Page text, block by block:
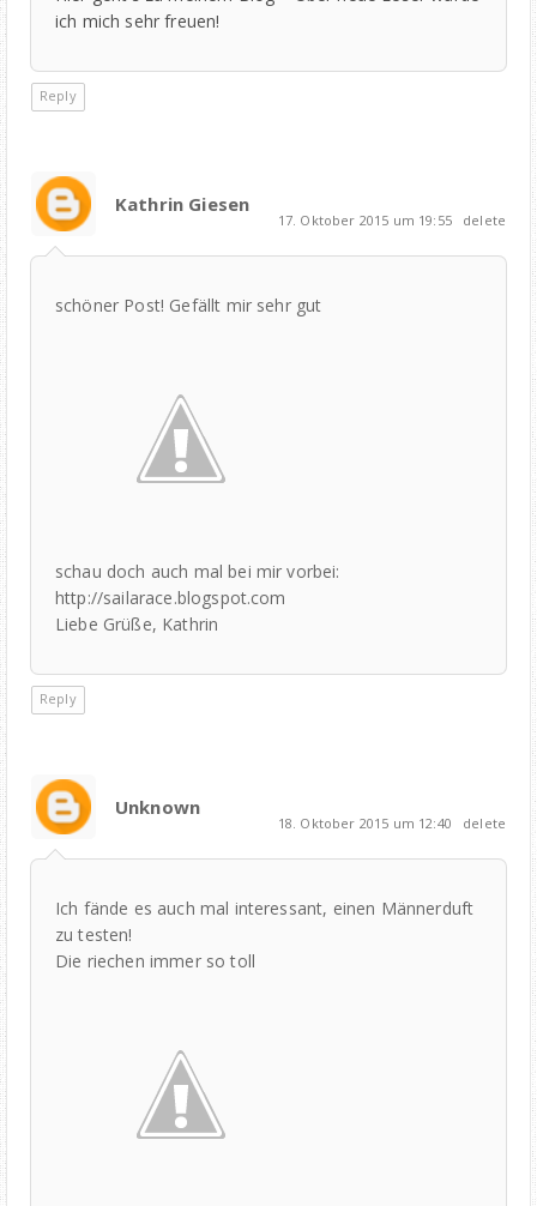
ich mich sehr freuen!
Reply
Kathrin Giesen
17. Oktober 2015 um 19:55 delete
schöner Post! Gefällt mir sehr gut
schau doch auch mal bei mir vorbei:
http://sailarace.blogspot.com
Liebe Grüße, Kathrin
Reply
Unknown
18. Oktober 2015 um 12:40 delete
Ich fände es auch mal interessant, einen Männerduft
zu testen!
Die riechen immer so toll